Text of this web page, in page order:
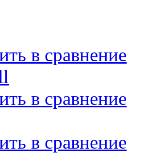
в сравнение
в сравнение
в сравнение